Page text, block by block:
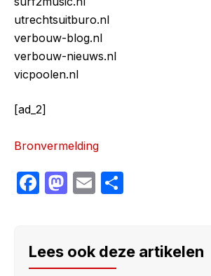
utrechtsuitburo.nl
verbouw-blog.nl
verbouw-nieuws.nl
vicpoolen.nl
[ad_2]
Bronvermelding
F
e
M
o
E
e
Lees ook deze artikelen